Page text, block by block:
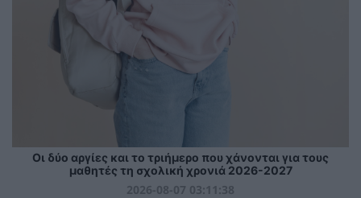
Οι δύο αργίες και το τριήμερο που χάνονται για τους
μαθητές τη σχολική χρονιά 2026-2027
2026-08-07 03:11:38